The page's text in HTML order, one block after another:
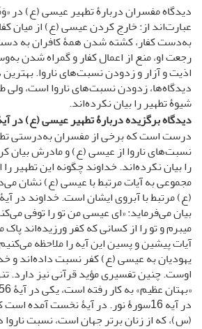
دیدگاه مفسران دربارۀ تطهیر عیسی (ع) در
عبارت‌اند از: خارج کردن عیسی (ع) از میان
به‌دست کفار، کشته شدن همۀ کافران به
رجعت او، منع از اعمال کفار و گمراه شدن
اذیت و آزار و زدودن نسبت‌های ناروا. بهترین
دیدگاه‌ها، زدودن نسبت‌های ناروا است، ولی
شیوۀ تطهیر را بیان نکرده‌اند.
دیدگاه برگزیده دربارۀ تطهیر عیسی (ع) در
درست است که برخی از مفسران به‌درستی
نسبت‌های ناروا از عیسی (ع) و مادرش بیان
را بیان نکرده‌اند. خداوند چگونه این تطهیر
مجموعی به آیات مرتبط با عیسی (ع) نشان
بیان می‌فرماید: «ای عیسی من تو را توفی
مىبرم و تو را از کسانى که کفر ورزیده‌اند
آیات پیشین و پسین این آیه را ملاحظه
یهودیان به عیسی (ع) کفر نسبت داده‌اند و
اوست. چنین تفسیری مؤید قرآنی نیز دارد.
در آیه 16سورۀ نور. در آیۀ نخست آمده
(س)، که از زنان برتر جهان است، نسبت ناروا